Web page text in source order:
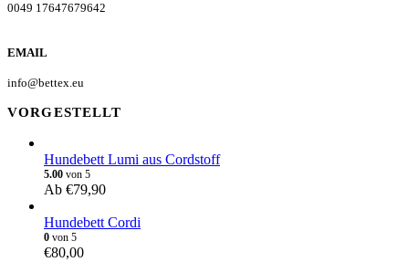
0049 17647679642
EMAIL
info@bettex.eu
VORGESTELLT
Hundebett Lumi aus Cordstoff
5.00 von 5
Ab €79,90
Hundebett Cordi
0 von 5
€80,00